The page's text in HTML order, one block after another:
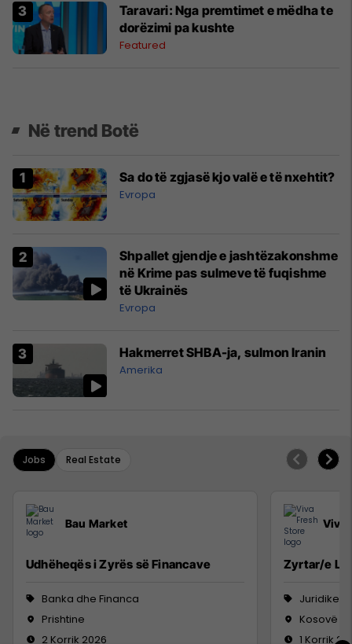
Taravari: Nga premtimet e mëdha te
dorëzimi pa kushte
Featured
Në trend Botë
Sa do të zgjasë kjo valë e të nxehtit?
Evropa
Shpallet gjendje e jashtëzakonshme
në Krime pas sulmeve të fuqishme
të Ukrainës
Evropa
Hakmerret SHBA-ja, sulmon Iranin
Amerika
Jobs Real Estate
Bau Market
Udhëheqës i Zyrës së Financave
Banka dhe Financa
Prishtine
2 Korrik 2026
Viva
Zyrtar/e
Juridike
Kosovë
1 Korrik